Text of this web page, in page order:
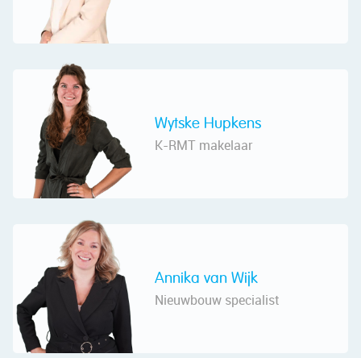
Wytske Hupkens
K-RMT makelaar
Annika van Wijk
Nieuwbouw specialist